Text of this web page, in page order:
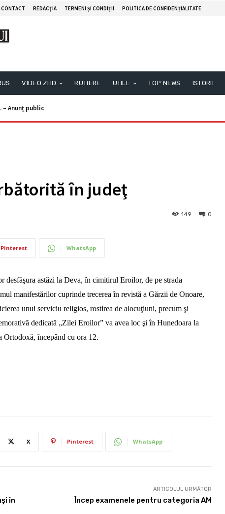
CONTACT REDACŢIA TERMENI ȘI CONDIȚII POLITICA DE CONFIDENȚIALITATE
VIDEO ZHD RUTIERE UTILE TOP NEWS ISTORII
Anunţ public
– Anunţ public
în judeţ
0
149
Pinterest WhatsApp
desfăşura astăzi la Deva,în cimitirul Eroilor, de pe strada
manifestărilor cuprinde trecerea în revistă a Gărzii de Onoare,
unui serviciu religios, rostirea de alocuţiuni, precum şi
dedicată „Zilei Eroilor” va avea loc şi în Hunedoara la
Ortodoxă, începând cu ora 12.
X Pinterest WhatsApp
în
ARTICOLUL URMĂTOR
Încep examenele pentru categoria AM